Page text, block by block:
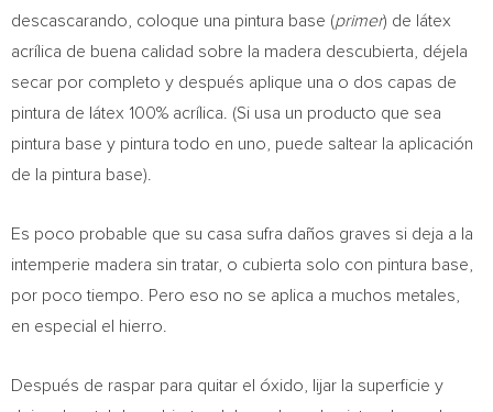
descascarando, coloque una pintura base (primer) de látex
acrílica de buena calidad sobre la madera descubierta, déjela
secar por completo y después aplique una o dos capas de
pintura de látex 100% acrílica. (Si usa un producto que sea
pintura base y pintura todo en uno, puede saltear la aplicación
de la pintura base).
Es poco probable que su casa sufra daños graves si deja a la
intemperie madera sin tratar, o cubierta solo con pintura base,
por poco tiempo. Pero eso no se aplica a muchos metales,
en especial el hierro.
Después de raspar para quitar el óxido, lijar la superficie y